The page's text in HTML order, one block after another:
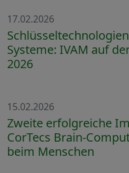
17.02.2026
Systeme: IVAM auf
2026
15.02.2026
Zweite erfolgreiche
CorTecs Brain-
beim Menschen